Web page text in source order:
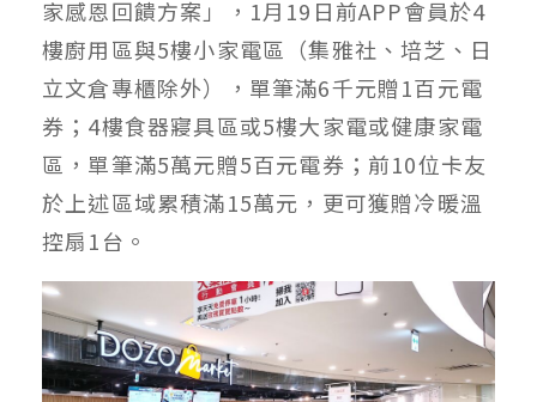
家感恩回饋方案」，1月19日前APP會員於4
樓廚用區與5樓小家電區（集雅社、培芝、日
立文倉專櫃除外），單筆滿6千元贈1百元電
券；4樓食器寢具區或5樓大家電或健康家電
區，單筆滿5萬元贈5百元電券；前10位卡友
於上述區域累積滿15萬元，更可獲贈冷暖溫
控扇1台。